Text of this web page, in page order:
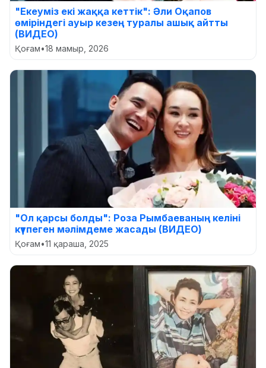
"Екеуміз екі жаққа кеттік": Әли Оқапов
өміріндегі ауыр кезең туралы ашық айтты
(ВИДЕО)
Қоғам•18 мамыр, 2026
"Ол қарсы болды": Роза Рымбаеваның келіні
күтпеген мәлімдеме жасады (ВИДЕО)
Қоғам•11 қараша, 2025